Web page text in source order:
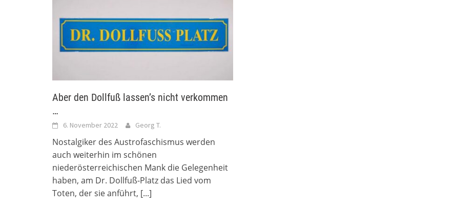
Aber den Dollfuß lassen’s nicht verkommen
…
6. November 2022 Georg T.
Nostalgiker des Austrofaschismus werden
auch weiterhin im schönen
niederösterreichischen Mank die Gelegenheit
haben, am Dr. Dollfuß-Platz das Lied vom
Toten, der sie anführt, [...]